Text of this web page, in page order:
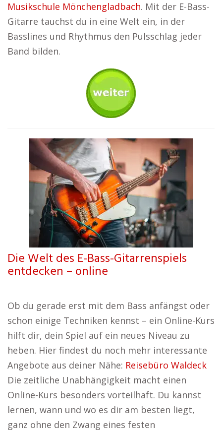
Musikschule Mönchengladbach. Mit der E-Bass-
Gitarre tauchst du in eine Welt ein, in der
Basslines und Rhythmus den Pulsschlag jeder
Band bilden.
Die Welt des E-Bass-Gitarrenspiels
entdecken – online
Ob du gerade erst mit dem Bass anfängst oder
schon einige Techniken kennst – ein Online-Kurs
hilft dir, dein Spiel auf ein neues Niveau zu
heben. Hier findest du noch mehr interessante
Angebote aus deiner Nähe: Reisebüro Waldeck
Die zeitliche Unabhängigkeit macht einen
Online-Kurs besonders vorteilhaft. Du kannst
lernen, wann und wo es dir am besten liegt,
ganz ohne den Zwang eines festen